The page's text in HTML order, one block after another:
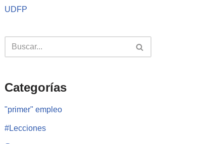
UDFP
Categorías
"primer" empleo
#Lecciones